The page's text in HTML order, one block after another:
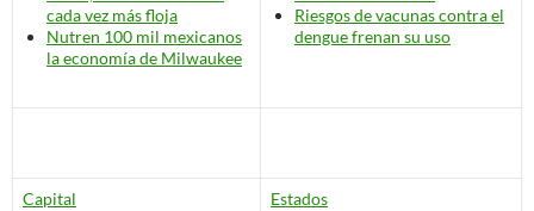
cada vez más floja
Nutren 100 mil mexicanos
la economía de Milwaukee
Riesgos de vacunas contra el
dengue frenan su uso
Capital Estados